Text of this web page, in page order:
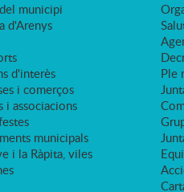
municipi
d'Arenys
d'interès
i comerços
i associacions
municipals
i la Ràpita, viles
Ple